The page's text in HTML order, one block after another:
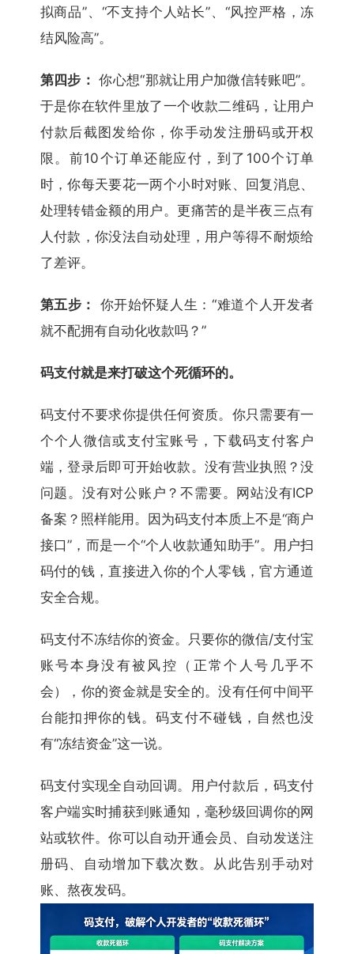
拟商品”、“不支持个人站长”、“风控严格，冻
结风险高”。
第四步： 你心想“那就让用户加微信转账吧”。
于是你在软件里放了一个收款二维码，让用户
付款后截图发给你，你手动发注册码或开权
限。前10个订单还能应付，到了100个订单
时，你每天要花一两个小时对账、回复消息、
处理转错金额的用户。更痛苦的是半夜三点有
人付款，你没法自动处理，用户等得不耐烦给
了差评。
第五步：
你开始怀疑人生：“难道个人开发者
就不配拥有自动化收款吗？”
码支付就是来打破这个死循环的。
码支付不要求你提供任何资质。你只需要有一
个个人微信或支付宝账号，下载码支付客户
端，登录后即可开始收款。没有营业执照？没
问题。没有对公账户？不需要。网站没有ICP
备案？照样能用。因为码支付本质上不是“商户
接口”，而是一个“个人收款通知助手”。用户扫
码付的钱，直接进入你的个人零钱，官方通道
安全合规。
码支付不冻结你的资金。只要你的微信/支付宝
账号本身没有被风控（正常个人号几乎不
会），你的资金就是安全的。没有任何中间平
台能扣押你的钱。码支付不碰钱，自然也没
有“冻结资金”这一说。
码支付实现全自动回调。用户付款后，码支付
客户端实时捕获到账通知，毫秒级回调你的网
站或软件。你可以自动开通会员、自动发送注
册码、自动增加下载次数。从此告别手动对
账、熬夜发码。